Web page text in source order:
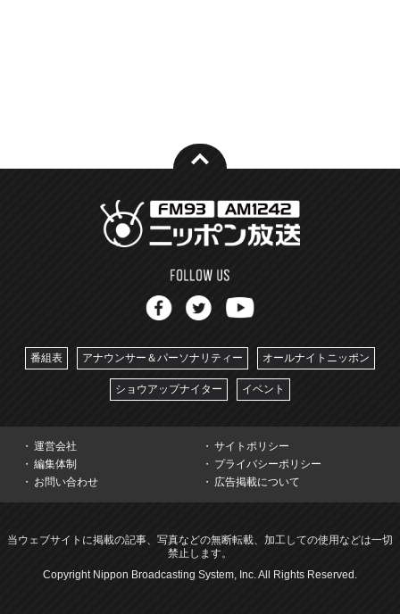
番組表 アナウンサー＆パーソナリティー オールナイトニッポン
ショウアップナイター イベント
運営会社
サイトポリシー
編集体制
プライバシーポリシー
お問い合わせ
広告掲載について
当ウェブサイトに掲載の記事、写真などの無断転載、加工しての使用などは一切
禁止します。
Copyright Nippon Broadcasting System, Inc. All Rights Reserved.